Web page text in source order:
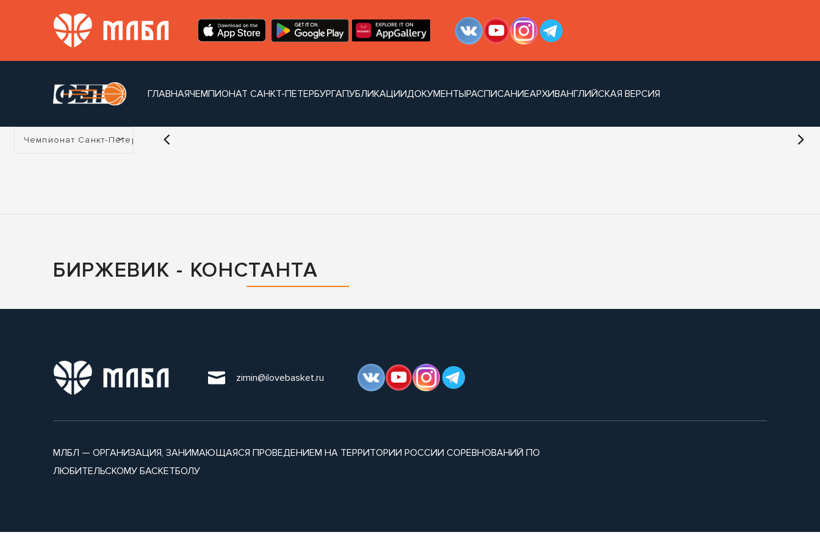
ГЛАВНАЯЧЕМПИОНАТ САНКТ-ПЕТЕРБУРГАПУБЛИКАЦИИДОКУМЕНТЫРАСПИСАНИЕАРХИВАНГЛИЙСКАЯ ВЕРСИЯ
Турнир:
Чемпионат Санкт-Петербурга
БИРЖЕВИК - КОНСТАНТА
zimin@ilovebasket.ru
МЛБЛ — ОРГАНИЗАЦИЯ, ЗАНИМАЮЩАЯСЯ ПРОВЕДЕНИЕМ НА ТЕРРИТОРИИ РОССИИ СОРЕВНОВАНИЙ ПО
ЛЮБИТЕЛЬСКОМУ БАСКЕТБОЛУ